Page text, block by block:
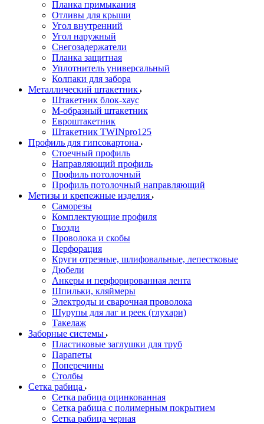
Планка примыкания
Отливы для крыши
Угол внутренний
Угол наружный
Снегозадержатели
Планка защитная
Уплотнитель универсальный
Колпаки для забора
Металлический штакетник
Штакетник блок-хаус
М-образный штакетник
Евроштакетник
Штакетник TWINpro125
Профиль для гипсокартона
Стоечный профиль
Направляющий профиль
Профиль потолочный
Профиль потолочный направляющий
Метизы и крепежные изделия
Саморезы
Комплектующие профиля
Гвозди
Проволока и скобы
Перфорация
Круги отрезные, шлифовальные, лепестковые
Дюбели
Анкеры и перфорированная лента
Шпильки, кляймеры
Электроды и сварочная проволока
Шурупы для лаг и реек (глухари)
Такелаж
Заборные системы
Пластиковые заглушки для труб
Парапеты
Поперечины
Столбы
Сетка рабица
Сетка рабица оцинкованная
Сетка рабица с полимерным покрытием
Сетка рабица черная